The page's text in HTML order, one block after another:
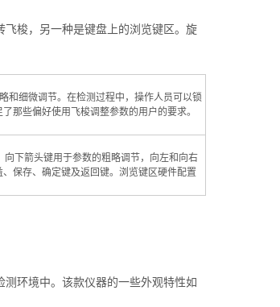
梭，另一种是键盘上的浏览键区。旋
和细微调节。在检测过程中，操作人员可以锁
那些偏好使用飞梭调整参数的用户的要求。
下箭头键用于参数的粗略调节，向左和向右
保存、确定键及返回键。浏览键区硬件配置
环境中。该款仪器的一些外观特性如